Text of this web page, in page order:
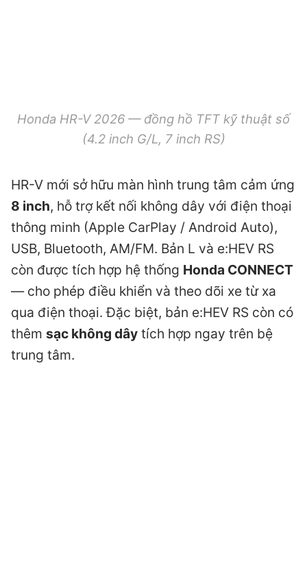
Honda HR-V 2026 — đồng hồ TFT kỹ thuật số
(4.2 inch G/L, 7 inch RS)
HR-V mới sở hữu màn hình trung tâm cảm ứng
8 inch, hỗ trợ kết nối không dây với điện thoại
thông minh (Apple CarPlay / Android Auto),
USB, Bluetooth, AM/FM. Bản L và e:HEV RS
còn được tích hợp hệ thống Honda CONNECT
— cho phép điều khiển và theo dõi xe từ xa
qua điện thoại. Đặc biệt, bản e:HEV RS còn có
thêm sạc không dây tích hợp ngay trên bệ
trung tâm.